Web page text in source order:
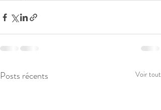
Posts récents Voir tout